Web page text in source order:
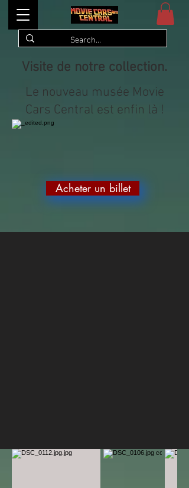
Visite de notre collection.
Le nouveau musée Movie
Cars Central est enfin là !
Acheter un billet